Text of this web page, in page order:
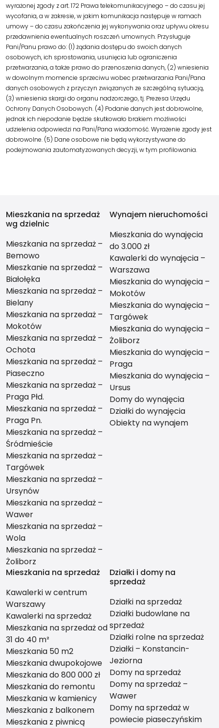
wyrażonej zgody z art. 172 Prawa telekomunikacyjnego – do czasu jej
wycofania, a w zakresie, w jakim komunikacja następuje w ramach
umowy – do czasu zakończenia jej wykonywania oraz upływu okresu
przedawnienia ewentualnych roszczeń umownych. Przysługuje
Pani/Panu prawo do: (1) żądania dostępu do swoich danych
osobowych, ich sprostowania, usunięcia lub ograniczenia
przetwarzania, a także prawo do przenoszenia danych, (2) wniesienia
w dowolnym momencie sprzeciwu wobec przetwarzania Pani/Pana
danych osobowych z przyczyn związanych ze szczególną sytuacją,
(3) wniesienia skargi do organu nadzorczego, tj. Prezesa Urzędu
Ochrony Danych Osobowych. (4) Podanie danych jest dobrowolne,
jednak ich niepodanie będzie skutkowało brakiem możliwości
udzielenia odpowiedzi na Pani/Pana wiadomość. Wyrażenie zgody jest
dobrowolne. (5) Dane osobowe nie będą wykorzystywane do
podejmowania zautomatyzowanych decyzji, w tym profilowania.
Mieszkania na sprzedaż
wg dzielnic
Mieszkania na sprzedaż –
Bemowo
Mieszkanie na sprzedaż –
Białołęka
Mieszkania na sprzedaż –
Bielany
Mieszkania na sprzedaż –
Mokotów
Mieszkania na sprzedaż –
Ochota
Mieszkania na sprzedaż –
Piaseczno
Mieszkania na sprzedaż –
Praga Płd.
Mieszkania na sprzedaż –
Praga Pn.
Mieszkania na sprzedaż –
Śródmieście
Mieszkania na sprzedaż –
Targówek
Mieszkania na sprzedaż –
Ursynów
Mieszkania na sprzedaż –
Wawer
Mieszkania na sprzedaż –
Wola
Mieszkania na sprzedaż –
Żoliborz
Wynajem nieruchomości
Mieszkania do wynajęcia
do 3.000 zł
Kawalerki do wynajęcia –
Warszawa
Mieszkania do wynajęcia –
Mokotów
Mieszkania do wynajęcia –
Targówek
Mieszkania do wynajęcia –
Żoliborz
Mieszkania do wynajęcia –
Praga
Mieszkania do wynajęcia –
Ursus
Domy do wynajęcia
Działki do wynajęcia
Obiekty na wynajem
Mieszkania na sprzedaż
Kawalerki w centrum
Warszawy
Kawalerki na sprzedaż
Mieszkania na sprzedaż od
31 do 40 m²
Mieszkania 50 m2
Mieszkania dwupokojowe
Mieszkania do 800 000 zł
Mieszkania do remontu
Mieszkania w kamienicy
Mieszkania z balkonem
Mieszkania z piwnicą
Działki i domy na
sprzedaż
Działki na sprzedaż
Działki budowlane na
sprzedaż
Działki rolne na sprzedaż
Działki – Konstancin-
Jeziorna
Domy na sprzedaż
Domy na sprzedaż –
Wawer
Domy na sprzedaż w
powiecie piaseczyńskim